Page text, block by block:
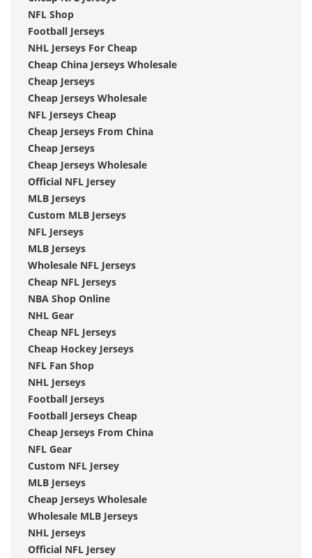
NFL Shop
Football Jerseys
NHL Jerseys For Cheap
Cheap China Jerseys Wholesale
Cheap Jerseys
Cheap Jerseys Wholesale
NFL Jerseys Cheap
Cheap Jerseys From China
Cheap Jerseys
Cheap Jerseys Wholesale
Official NFL Jersey
MLB Jerseys
Custom MLB Jerseys
NFL Jerseys
MLB Jerseys
Wholesale NFL Jerseys
Cheap NFL Jerseys
NBA Shop Online
NHL Gear
Cheap NFL Jerseys
Cheap Hockey Jerseys
NFL Fan Shop
NHL Jerseys
Football Jerseys
Football Jerseys Cheap
Cheap Jerseys From China
NFL Gear
Custom NFL Jersey
MLB Jerseys
Cheap Jerseys Wholesale
Wholesale MLB Jerseys
NHL Jerseys
Official NFL Jersey